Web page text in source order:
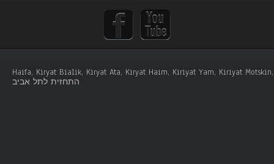
Haifa, Kiryat Bialik, Kiryat Ata, Kiryat Haim, Kiriyat Yam, Kiriyat
התחזית לתל אביב